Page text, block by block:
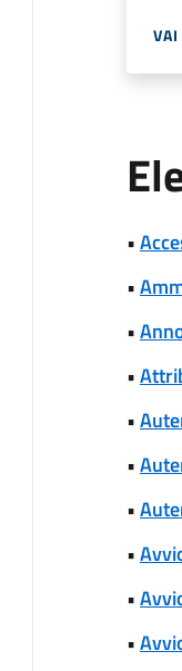
•
•
•
•
•
•
•
•
•
•